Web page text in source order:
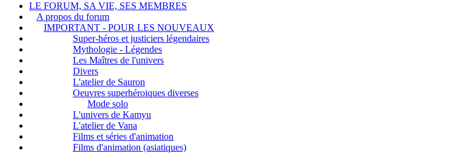
LE FORUM, SA VIE, SES MEMBRES
A propos du forum
IMPORTANT - POUR LES NOUVEAUX
Super-héros et justiciers légendaires
Mythologie - Légendes
Les Maîtres de l'univers
Divers
L'atelier de Sauron
Oeuvres superhéroiques diverses
Mode solo
L'univers de Kamyu
L'atelier de Vana
Films et séries d'animation
Films d'animation (asiatiques)